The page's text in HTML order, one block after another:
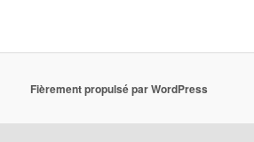
Fièrement propulsé par WordPress